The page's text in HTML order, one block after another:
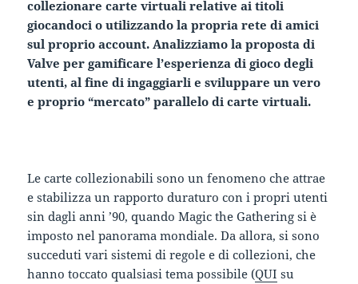
collezionare carte virtuali relative ai titoli
giocandoci o utilizzando la propria rete di amici
sul proprio account. Analizziamo la proposta di
Valve per gamificare l’esperienza di gioco degli
utenti, al fine di ingaggiarli e sviluppare un vero
e proprio “mercato” parallelo di carte virtuali.
Le carte collezionabili sono un fenomeno che attrae
e stabilizza un rapporto duraturo con i propri utenti
sin dagli anni ’90, quando Magic the Gathering si è
imposto nel panorama mondiale. Da allora, si sono
succeduti vari sistemi di regole e di collezioni, che
hanno toccato qualsiasi tema possibile (QUI su